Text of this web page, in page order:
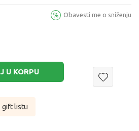
Obavesti me o sniženju
U KORPU
gift listu